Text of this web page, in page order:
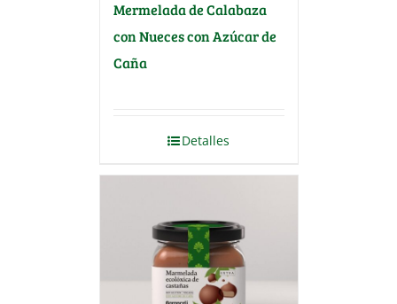
Mermelada de Calabaza
con Nueces con Azúcar de
Caña
Detalles